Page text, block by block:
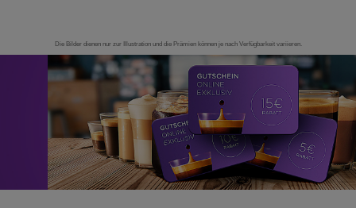
Warning:
Success:
Password
Die Bilder dienen nur zur Illustration und die Prämien können je nach Verfügbarkeit variieren.